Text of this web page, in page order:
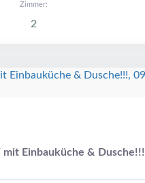
Zimmer:
2
Einbauküche & Dusche!!!